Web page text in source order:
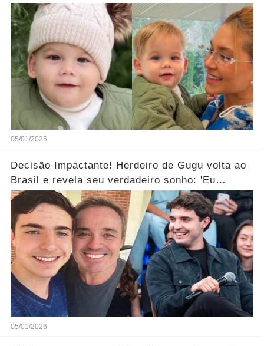
Virgínia.... Ver mais
05/01/2026
Decisão Impactante! Herdeiro de Gugu volta ao
Brasil e revela seu verdadeiro sonho: 'Eu
sempre quis isso.... Ver mais
05/01/2026